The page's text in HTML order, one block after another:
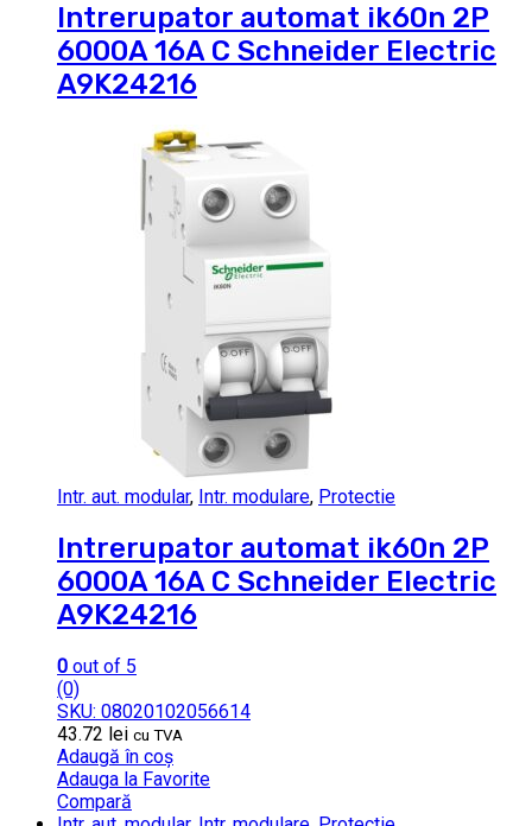
Intrerupator automat ik60n 2P
6000A 16A C Schneider Electric
A9K24216
Intr. aut. modular, Intr. modulare, Protectie
Intrerupator automat ik60n 2P
6000A 16A C Schneider Electric
A9K24216
0 out of 5
(0)
SKU: 08020102056614
43.72 lei cu TVA
Adaugă în coș
Adauga la Favorite
Compară